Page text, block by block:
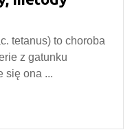
tetanus) to choroba
z gatunku
się ona ...